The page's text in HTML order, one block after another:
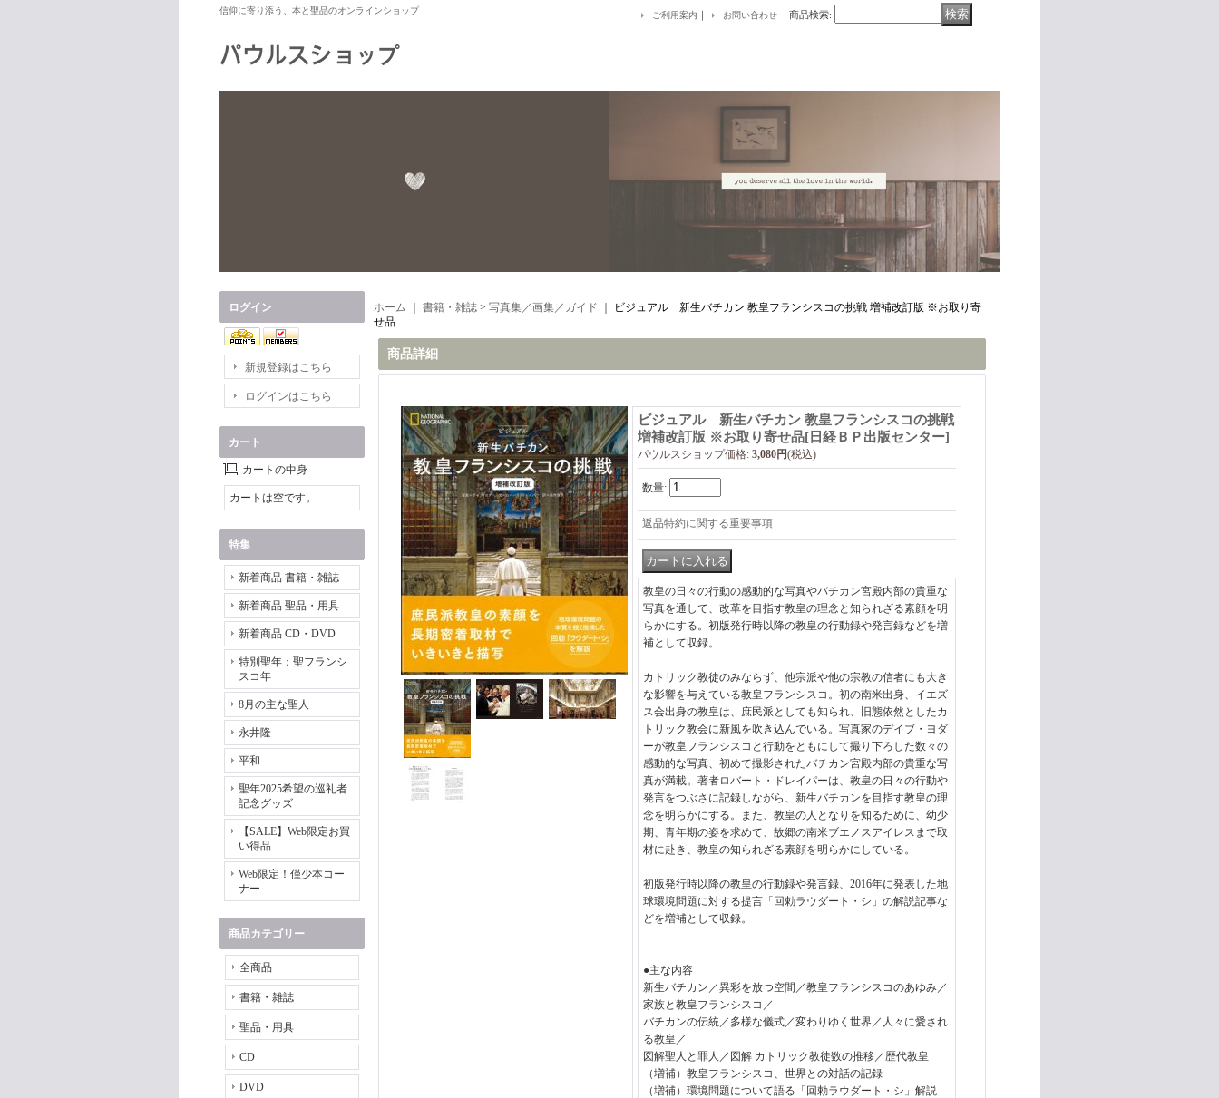
信仰に寄り添う、本と聖品のオンラインショップ ご利用案内 ｜ お問い合わせ 商品検索:
ログイン
新規登録はこちら
ログインはこちら
カート
カートの中身
カートは空です。
特集
新着商品 書籍・雑誌
新着商品 聖品・用具
新着商品 CD・DVD
特別聖年：聖フランシ
スコ年
8月の主な聖人
永井隆
平和
聖年2025希望の巡礼者
記念グッズ
【SALE】Web限定お買
い得品
Web限定！僅少本コー
ナー
商品カテゴリー
全商品
書籍・雑誌
聖品・用具
CD
DVD
ホーム 書籍・雑誌 > 写真集／画集／ガイド
ビジュアル 新生バチカン 教皇フランシスコの挑戦 増補改訂版 ※お取り寄
せ品
商品詳細
ビジュアル 新生バチカン 教皇フランシスコの挑戦
増補改訂版 ※お取り寄せ品[ 日経ＢＰ出版センター]
パウルスショップ価格: 3,080円(税込)
数量:
返品特約に関する重要事項
教皇の日々の行動の感動的な写真やバチカン宮殿内部の貴重な
写真を通して、改革を目指す教皇の理念と知られざる素顔を明
らかにする。初版発行時以降の教皇の行動録や発言録などを増
補として収録。
カトリック教徒のみならず、他宗派や他の宗教の信者にも大き
な影響を与えている教皇フランシスコ。初の南米出身、イエズ
ス会出身の教皇は、庶民派としても知られ、旧態依然としたカ
トリック教会に新風を吹き込んでいる。写真家のデイブ・ヨダ
ーが教皇フランシスコと行動をともにして撮り下ろした数々の
感動的な写真、初めて撮影されたバチカン宮殿内部の貴重な写
真が満載。著者ロバート・ドレイパーは、教皇の日々の行動や
発言をつぶさに記録しながら、新生バチカンを目指す教皇の理
念を明らかにする。また、教皇の人となりを知るために、幼少
期、青年期の姿を求めて、故郷の南米ブエノスアイレスまで取
材に赴き、教皇の知られざる素顔を明らかにしている。
初版発行時以降の教皇の行動録や発言録、2016年に発表した地
球環境問題に対する提言「回勅ラウダート・シ」の解説記事な
どを増補として収録。
●主な内容
新生バチカン／異彩を放つ空間／教皇フランシスコのあゆみ／
家族と教皇フランシスコ／
バチカンの伝統／多様な儀式／変わりゆく世界／人々に愛され
る教皇／
図解聖人と罪人／図解 カトリック教徒数の推移／歴代教皇
（増補）教皇フランシスコ、世界との対話の記録
（増補）環境問題について語る「回勅ラウダート・シ」解説